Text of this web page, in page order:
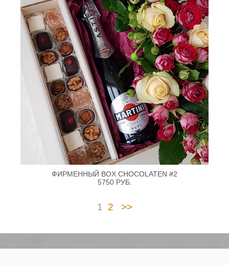
ФИРМЕННЫЙ BOX CHOCOLATEN #2
5750 РУБ.
1 2 >>